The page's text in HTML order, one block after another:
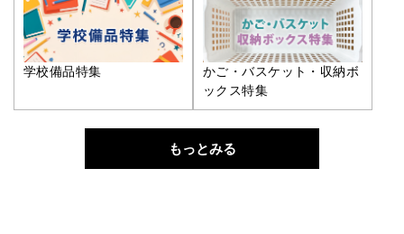
学校備品特集
かご・バスケット・収納ボ
ックス特集
もっとみる